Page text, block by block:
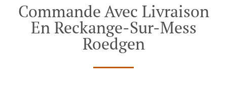
Commande Avec Livraison
En Reckange-Sur-Mess
Roedgen